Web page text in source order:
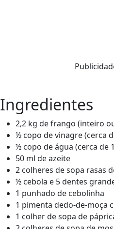
Ingredientes
2,2 kg de frango (inteiro
½ copo de vinagre (cerca
½ copo de água (cerca de
50 ml de azeite
2 colheres de sopa rasas
½ cebola e 5 dentes
1 punhado de cebolinha
1 pimenta dedo-de-moça
1 colher de sopa de